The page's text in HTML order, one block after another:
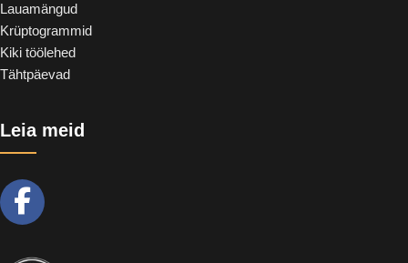
Lauamängud
Krüptogrammid
Kiki töölehed
Tähtpäevad
Leia meid